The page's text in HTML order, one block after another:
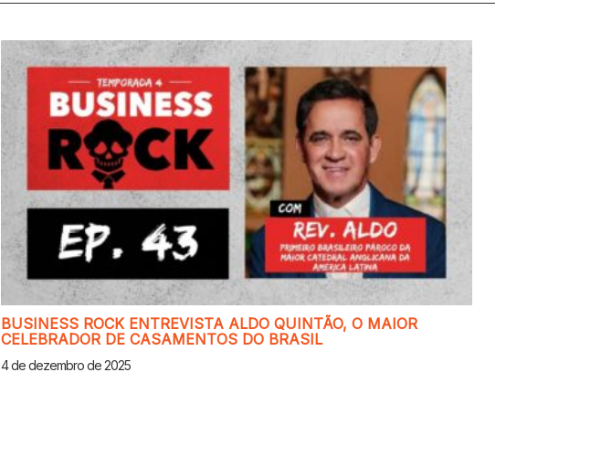
BUSINESS ROCK ENTREVISTA ALDO QUINTÃO, O MAIOR
CELEBRADOR DE CASAMENTOS DO BRASIL
4 de dezembro de 2025